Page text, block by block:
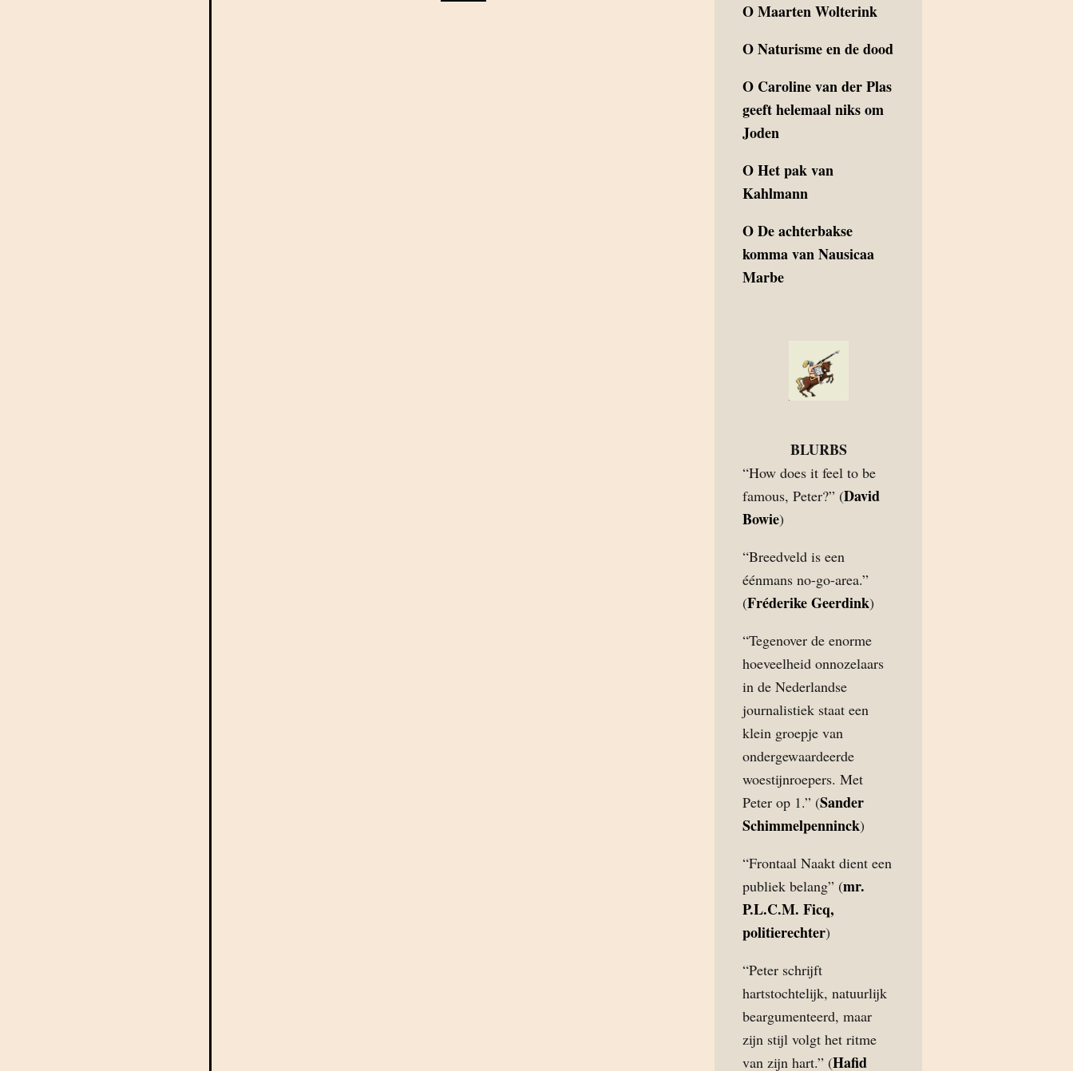
OMaarten Wolterink
ONaturisme en de dood
O Caroline van der Plas
geeft helemaal niks om
Joden
OHet pak van
Kahlmann
ODe achterbakse
komma van Nausicaa
Marbe
BLURBS
“How does it feel to be
famous, Peter?” (David
Bowie)
“Breedveld is een
éénmans no-go-area.”
(Fréderike Geerdink)
“Tegenover de enorme
hoeveelheid onnozelaars
in de Nederlandse
journalistiek staat een
klein groepje van
ondergewaardeerde
woestijnroepers. Met
Peter op 1.” (Sander
Schimmelpenninck)
“Frontaal Naakt dient een
publiek belang” (mr.
P.L.C.M. Ficq,
politierechter)
“Peter schrijft
hartstochtelijk, natuurlijk
beargumenteerd, maar
zijn stijl volgt het ritme
van zijn hart.” (Hafid